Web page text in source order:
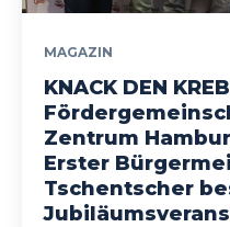
MAGAZIN
KNACK DEN
Zentrum
Erster
Tschentscher